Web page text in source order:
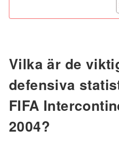
Vilka är de
defensiva
FIFA
2004?